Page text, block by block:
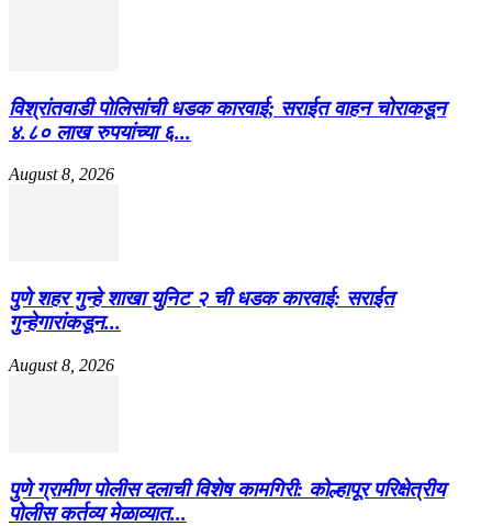
विश्रांतवाडी पोलिसांची धडक कारवाई; सराईत वाहन चोराकडून
४.८० लाख रुपयांच्या ६...
August 8, 2026
पुणे शहर गुन्हे शाखा युनिट २ ची धडक कारवाई: सराईत
गुन्हेगारांकडून...
August 8, 2026
पुणे ग्रामीण पोलीस दलाची विशेष कामगिरी: कोल्हापूर परिक्षेत्रीय
पोलीस कर्तव्य मेळाव्यात...